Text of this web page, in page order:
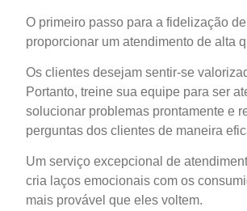
O primeiro passo para a fidelização
proporcionar um atendimento de alta
Os clientes desejam sentir-se
Portanto, treine sua equipe para ser
solucionar problemas prontamente e
perguntas dos clientes de maneira
Um serviço excepcional de
cria laços emocionais com os
mais provável que eles voltem.